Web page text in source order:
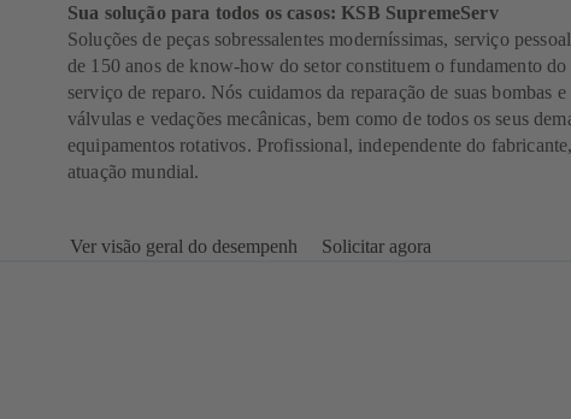
Sua solução para todos os casos: KSB SupremeServ
Soluções de peças sobressalentes moderníssimas, serviço
de 150 anos de know-how do setor constituem o fundamento do
serviço de reparo. Nós cuidamos da reparação de suas bombas e
válvulas e vedações mecânicas, bem como de todos os seus
equipamentos rotativos. Profissional, independente do
atuação mundial.
Ver visão geral do desempenh Solicitar agora